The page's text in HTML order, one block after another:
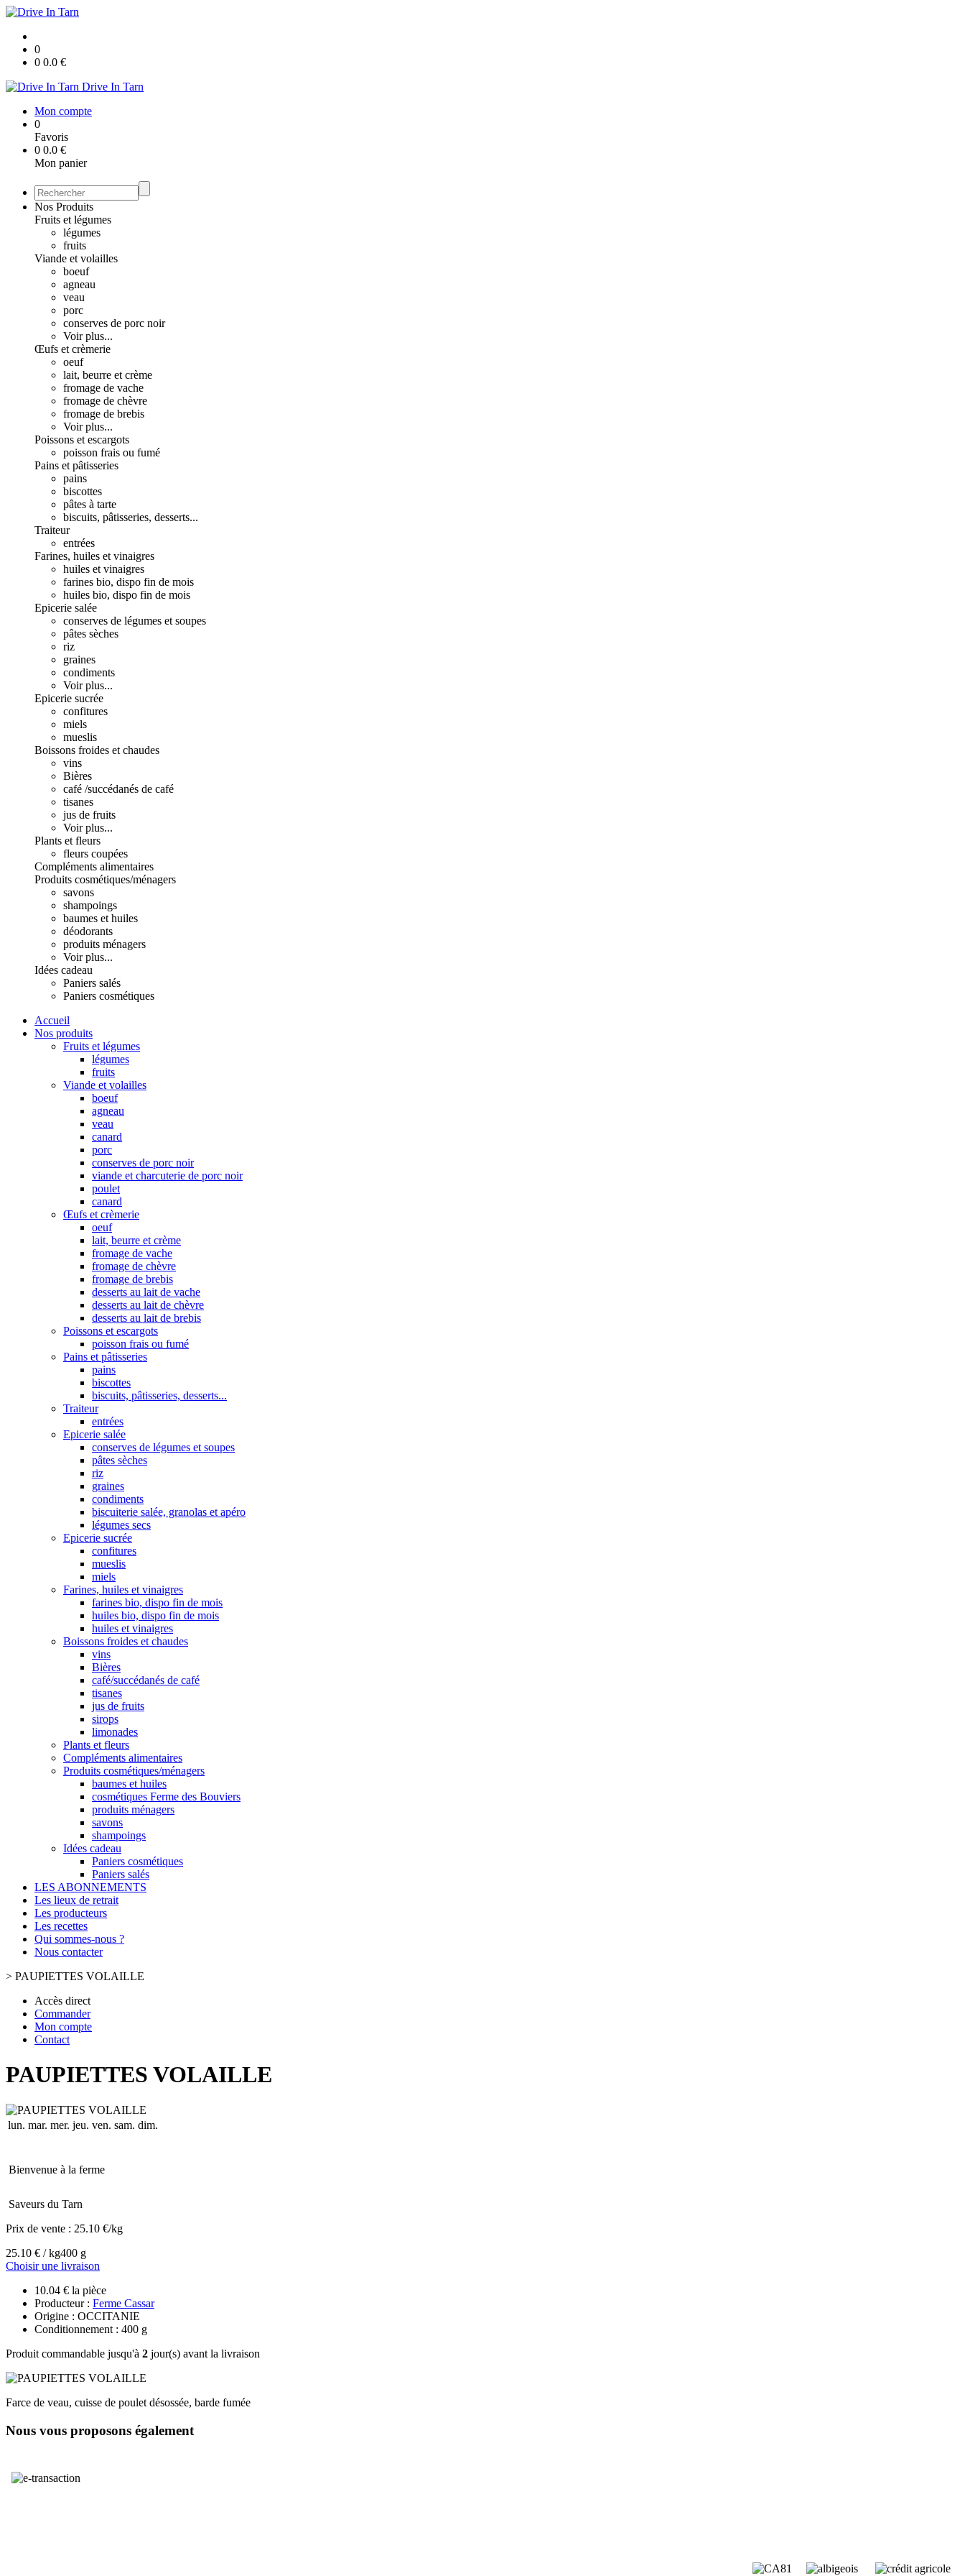
0
0 0.0 €
Drive In Tarn
Mon compte
0
Favoris
0 0.0 €
Mon panier
Nos Produits
Fruits et légumes
légumes
fruits
Viande et volailles
boeuf
agneau
veau
porc
conserves de porc noir
Voir plus...
Œufs et crèmerie
oeuf
lait, beurre et crème
fromage de vache
fromage de chèvre
fromage de brebis
Voir plus...
Poissons et escargots
poisson frais ou fumé
Pains et pâtisseries
pains
biscottes
pâtes à tarte
biscuits, pâtisseries, desserts...
Traiteur
entrées
Farines, huiles et vinaigres
huiles et vinaigres
farines bio, dispo fin de mois
huiles bio, dispo fin de mois
Epicerie salée
conserves de légumes et soupes
pâtes sèches
riz
graines
condiments
Voir plus...
Epicerie sucrée
confitures
miels
mueslis
Boissons froides et chaudes
vins
Bières
café /succédanés de café
tisanes
jus de fruits
Voir plus...
Plants et fleurs
fleurs coupées
Compléments alimentaires
Produits cosmétiques/ménagers
savons
shampoings
baumes et huiles
déodorants
produits ménagers
Voir plus...
Idées cadeau
Paniers salés
Paniers cosmétiques
Accueil
Nos produits
Fruits et légumes
légumes
fruits
Viande et volailles
boeuf
agneau
veau
canard
porc
conserves de porc noir
viande et charcuterie de porc noir
poulet
canard
Œufs et crèmerie
oeuf
lait, beurre et crème
fromage de vache
fromage de chèvre
fromage de brebis
desserts au lait de vache
desserts au lait de chèvre
desserts au lait de brebis
Poissons et escargots
poisson frais ou fumé
Pains et pâtisseries
pains
biscottes
biscuits, pâtisseries, desserts...
Traiteur
entrées
Epicerie salée
conserves de légumes et soupes
pâtes sèches
riz
graines
condiments
biscuiterie salée, granolas et apéro
légumes secs
Epicerie sucrée
confitures
mueslis
miels
Farines, huiles et vinaigres
farines bio, dispo fin de mois
huiles bio, dispo fin de mois
huiles et vinaigres
Boissons froides et chaudes
vins
Bières
café/succédanés de café
tisanes
jus de fruits
sirops
limonades
Plants et fleurs
Compléments alimentaires
Produits cosmétiques/ménagers
baumes et huiles
cosmétiques Ferme des Bouviers
produits ménagers
savons
shampoings
Idées cadeau
Paniers cosmétiques
Paniers salés
LES ABONNEMENTS
Les lieux de retrait
Les producteurs
Les recettes
Qui sommes-nous ?
Nous contacter
> PAUPIETTES VOLAILLE
Accès direct
Commander
Mon compte
Contact
PAUPIETTES VOLAILLE
lun. mar. mer. jeu. ven. sam. dim.
Bienvenue à la ferme
Saveurs du Tarn
Prix de vente : 25.10 €/kg
25.10 € / kg400 g
Choisir une livraison
10.04 € la pièce
Producteur : Ferme Cassar
Origine : OCCITANIE
Conditionnement : 400 g
Produit commandable jusqu'à 2 jour(s) avant la livraison
Farce de veau, cuisse de poulet désossée, barde fumée
Nous vous proposons également